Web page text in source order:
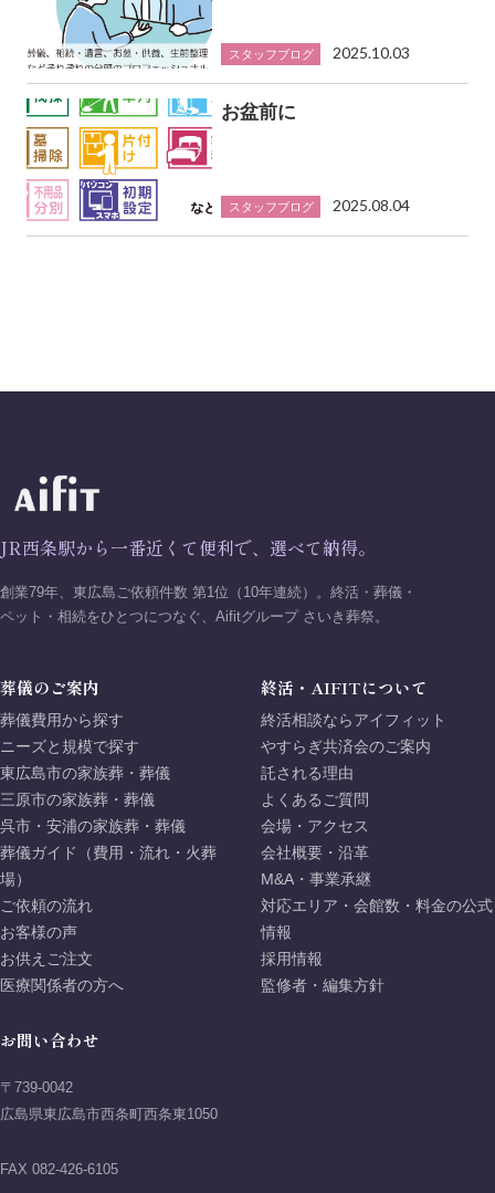
スタッフブログ 2025.10.03
お盆前に
スタッフブログ 2025.08.04
JR西条駅から一番近くて便利で、選べて納得。
創業79年、東広島ご依頼件数 第1位（10年連続）。終活・葬儀・
ペット・相続をひとつにつなぐ、Aifitグループ さいき葬祭。
葬儀のご案内
葬儀費用から探す
ニーズと規模で探す
東広島市の家族葬・葬儀
三原市の家族葬・葬儀
呉市・安浦の家族葬・葬儀
葬儀ガイド（費用・流れ・火葬
場）
ご依頼の流れ
お客様の声
お供えご注文
医療関係者の方へ
終活・AIFITについて
終活相談ならアイフィット
やすらぎ共済会のご案内
託される理由
よくあるご質問
会場・アクセス
会社概要・沿革
M&A・事業承継
対応エリア・会館数・料金の公式
情報
採用情報
監修者・編集方針
お問い合わせ
〒739-0042
広島県東広島市西条町西条東1050
FAX 082-426-6105